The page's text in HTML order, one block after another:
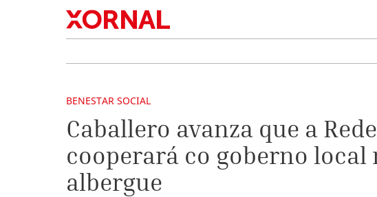
BENESTAR SOCIAL
Caballero avanza que a
cooperará co goberno
albergue